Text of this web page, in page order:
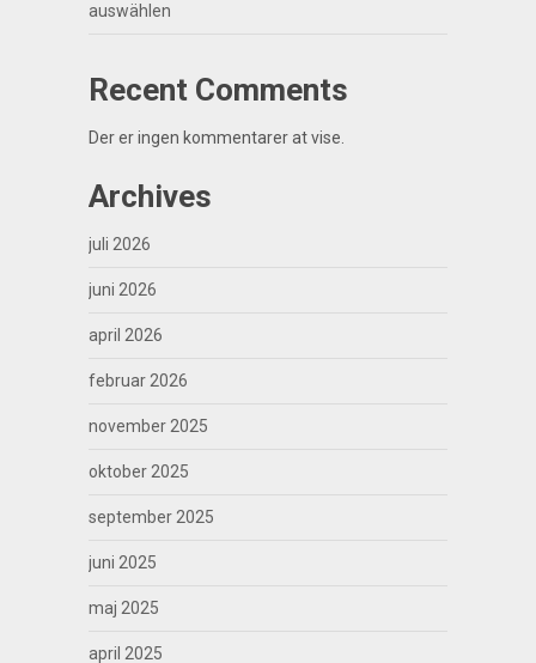
auswählen
Recent Comments
Der er ingen kommentarer at vise.
Archives
juli 2026
juni 2026
april 2026
februar 2026
november 2025
oktober 2025
september 2025
juni 2025
maj 2025
april 2025